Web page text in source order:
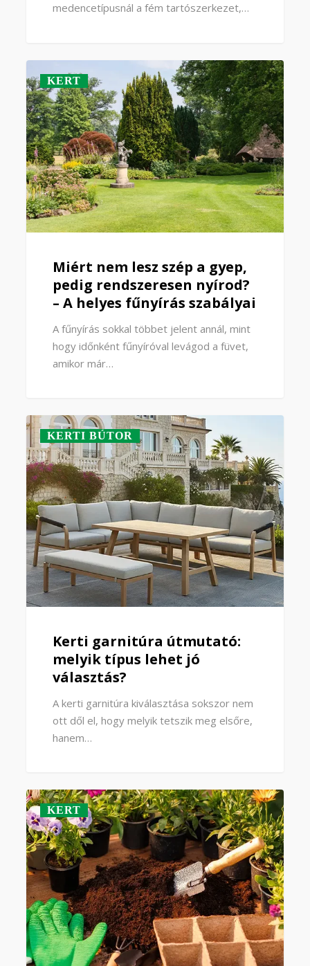
medencetípusnál a fém tartószerkezet,…
KERT
Miért nem lesz szép a gyep,
pedig rendszeresen nyírod?
– A helyes fűnyírás szabályai
A fűnyírás sokkal többet jelent annál, mint
hogy időnként fűnyíróval levágod a füvet,
amikor már…
KERTI BÚTOR
Kerti garnitúra útmutató:
melyik típus lehet jó
választás?
A kerti garnitúra kiválasztása sokszor nem
ott dől el, hogy melyik tetszik meg elsőre,
hanem…
KERT